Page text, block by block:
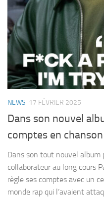
NEWS 17 FÉVRIER 2025
Dans son nouvel
comptes en chanson
Dans son tout nouvel album
collaborateur au long cours
règle ses comptes avec un
monde rap qui l’avaient